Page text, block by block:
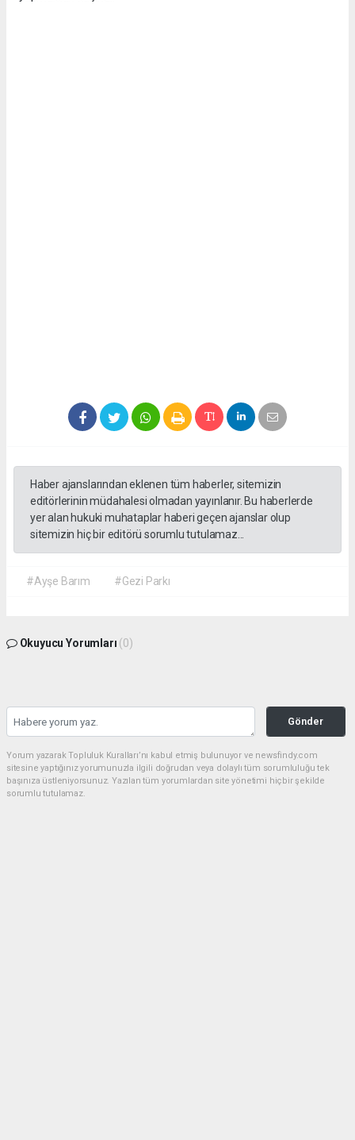
Haber ajanslarından eklenen tüm haberler, sitemizin
editörlerinin müdahalesi olmadan yayınlanır. Bu haberlerde
yer alan hukuki muhataplar haberi geçen ajanslar olup
sitemizin hiç bir editörü sorumlu tutulamaz...
#Ayşe Barım #Gezi Parkı
Okuyucu Yorumları (0)
Gönder
Yorum yazarak Topluluk Kuralları’nı kabul etmiş bulunuyor ve newsfindy.com
sitesine yaptığınız yorumunuzla ilgili doğrudan veya dolaylı tüm sorumluluğu tek
başınıza üstleniyorsunuz. Yazılan tüm yorumlardan site yönetimi hiçbir şekilde
sorumlu tutulamaz.